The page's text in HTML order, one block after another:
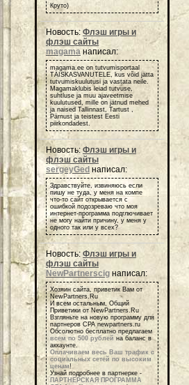
Круто)
Новость: Флэш игры и
флэш сайты
magama написал:
magama.ee on tutvumisportaal
TÄISKASVANUTELE, kus võid jätta
tutvumiskuulutusi ja vastata neile.
Magamaklubis leiad tutvuse,
suhtluse ja muu ajaveetmise
kuulutused, mille on jätnud mehed
ja naised Tallinnast, Tartust ,
Pärnust ja teistest Eesti
piirkondadest.
Новость: Флэш игры и
флэш сайты
sergeyGed написал:
Здравствуйте, извиняюсь если
пишу не туда, у меня на компе
что-то сайт открывается с
ошибкой подозреваю что моя
интернет-программа подглючивает
не могу найти причину, у меня у
одного так или у всех?
Новость: Флэш игры и
флэш сайты
NewPartnerscig написал:
Хозяин сайта, приветик Вам от
NewPartners.Ru
И всем остальным, Общий
Приветики от NewPartners.Ru
Взгляньте на новую программу для
партнеров СРА newpartners.ru
Обсолютно бесплатно предлагаем
всем по 500 рублей на баланс в
аккаунте.
Оплачиваем весь Ваш трафик с
социальных сетей по высоким
ценам!
Узнай подробнее в партнерке -
ПАРТНЕРСКАЯ ПРОГРАММА